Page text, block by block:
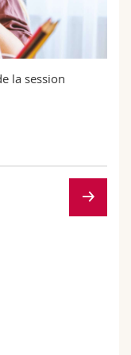
la session